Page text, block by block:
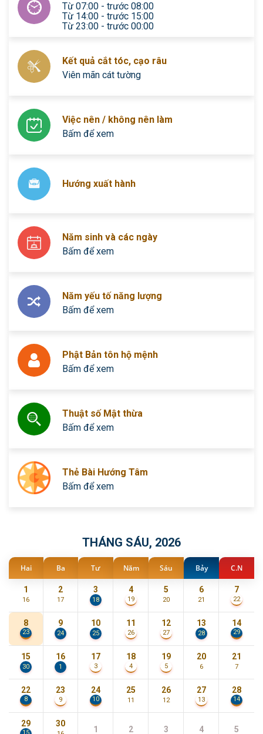
Từ 07:00 - trước 08:00
Từ 14:00 - trước 15:00
Từ 23:00 - trước 00:00
Kết quả cắt tóc, cạo râu
Viên mãn cát tường
Việc nên / không nên làm
Bấm để xem
Hướng xuất hành
Năm sinh và các ngày
Bấm để xem
Năm yếu tố năng lượng
Bấm để xem
Phật Bản tôn hộ mệnh
Bấm để xem
Thuật số Mật thừa
Bấm để xem
Thẻ Bài Hướng Tâm
Bấm để xem
THÁNG SÁU, 2026
Hai Ba Tư Năm Sáu Bảy C.N
1
16
2
17
3
18
4
19
5
20
6
21
7
22
8
23
9
24
10
25
11
26
12
27
13
28
14
29
15
30
16
1
17
3
18
4
19
5
20
6
21
7
22
8
23
9
24
10
25
11
26
12
27
13
28
14
29 30
1 2 3 4 5